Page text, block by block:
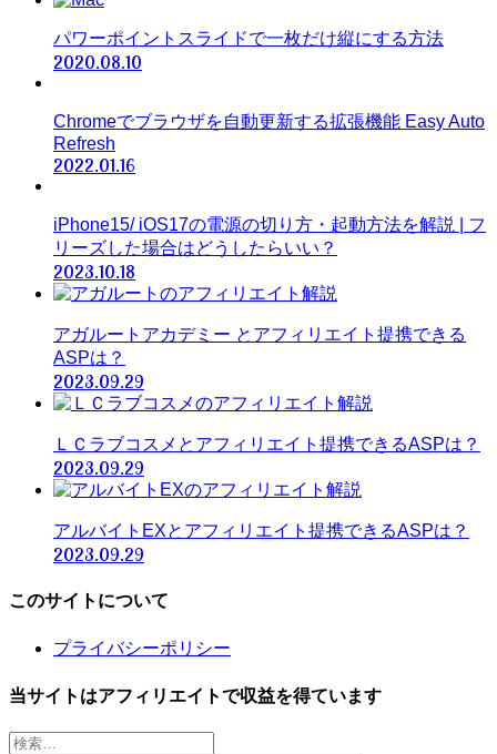
パワーポイントスライドで一枚だけ縦にする方法
2020.08.10
Chromeでブラウザを自動更新する拡張機能 Easy Auto
Refresh
2022.01.16
iPhone15/ iOS17の電源の切り方・起動方法を解説 | フ
リーズした場合はどうしたらいい？
2023.10.18
アガルートアカデミー とアフィリエイト提携できる
ASPは？
2023.09.29
ＬＣラブコスメとアフィリエイト提携できるASPは？
2023.09.29
アルバイトEXとアフィリエイト提携できるASPは？
2023.09.29
このサイトについて
プライバシーポリシー
当サイトはアフィリエイトで収益を得ています
検